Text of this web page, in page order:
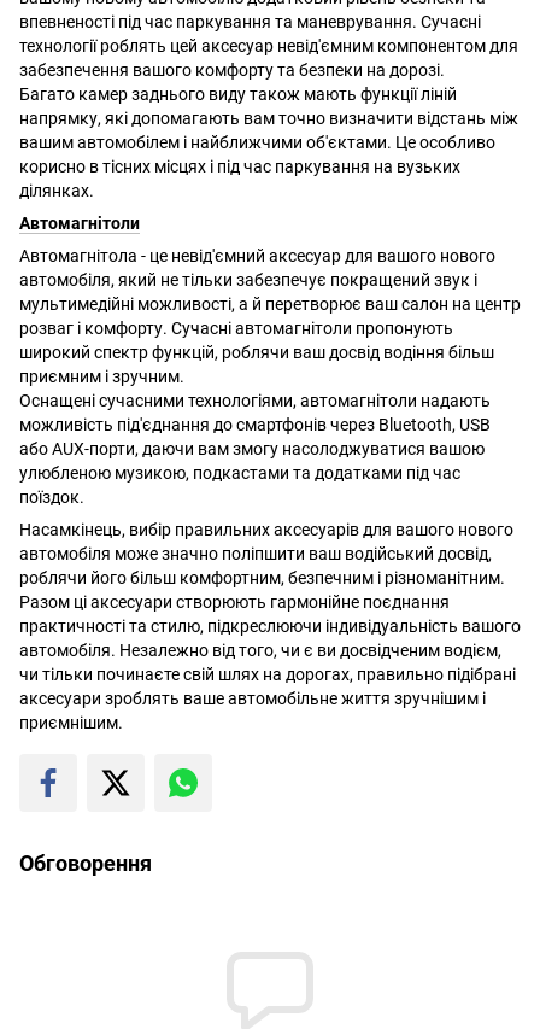
впевненості під час паркування та маневрування. Сучасні
технології роблять цей аксесуар невід'ємним компонентом для
забезпечення вашого комфорту та безпеки на дорозі.
Багато камер заднього виду також мають функції ліній
напрямку, які допомагають вам точно визначити відстань між
вашим автомобілем і найближчими об'єктами. Це особливо
корисно в тісних місцях і під час паркування на вузьких
ділянках.
Автомагнітоли
Автомагнітола - це невід'ємний аксесуар для вашого нового
автомобіля, який не тільки забезпечує покращений звук і
мультимедійні можливості, а й перетворює ваш салон на центр
розваг і комфорту. Сучасні автомагнітоли пропонують
широкий спектр функцій, роблячи ваш досвід водіння більш
приємним і зручним.
Оснащені сучасними технологіями, автомагнітоли надають
можливість під'єднання до смартфонів через Bluetooth, USB
або AUX-порти, даючи вам змогу насолоджуватися вашою
улюбленою музикою, подкастами та додатками під час
поїздок.
Насамкінець, вибір правильних аксесуарів для вашого нового
автомобіля може значно поліпшити ваш водійський досвід,
роблячи його більш комфортним, безпечним і різноманітним.
Разом ці аксесуари створюють гармонійне поєднання
практичності та стилю, підкреслюючи індивідуальність вашого
автомобіля. Незалежно від того, чи є ви досвідченим водієм,
чи тільки починаєте свій шлях на дорогах, правильно підібрані
аксесуари зроблять ваше автомобільне життя зручнішим і
приємнішим.
Обговорення